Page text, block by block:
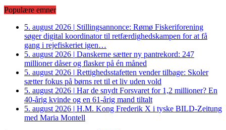
Populære emner
5. august 2026 | Stillingsannonce: Rømø Fiskeriforening
søger digital koordinator til retfærdighedskampen for at få
gang i rejefiskeriet igen…
5. august 2026 | Danskerne sætter ny pantrekord: 247
millioner dåser og flasker på én måned
5. august 2026 | Rettighedsstafetten vender tilbage: Skoler
sætter fokus på børns ret til et liv uden vold
5. august 2026 | Har de snydt Forsvaret for 1,2 millioner? En
40-årig kvinde og en 61-årig mand tiltalt
5. august 2026 | H.M. Kong Frederik X i tyske BILD-Zeitung
med Maria Montell